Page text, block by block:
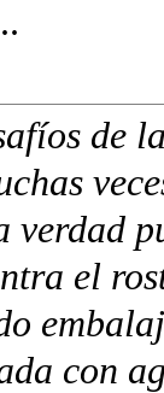
de
el
con